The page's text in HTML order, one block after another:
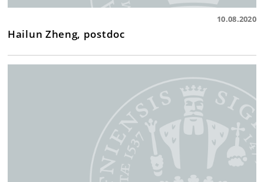
10.08.2020
Hailun Zheng, postdoc